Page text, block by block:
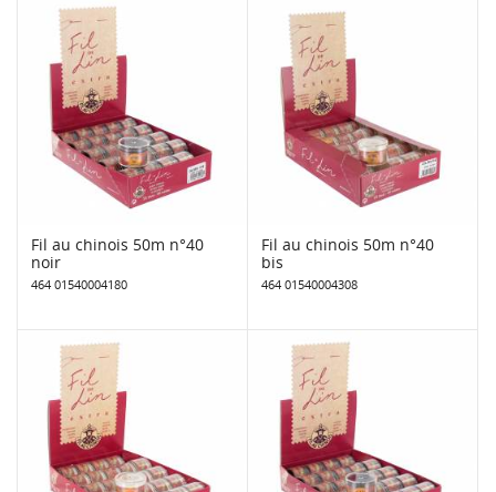
Fil au chinois 50m n°40
noir
464 01540004180
Fil au chinois 50m n°40
bis
464 01540004308